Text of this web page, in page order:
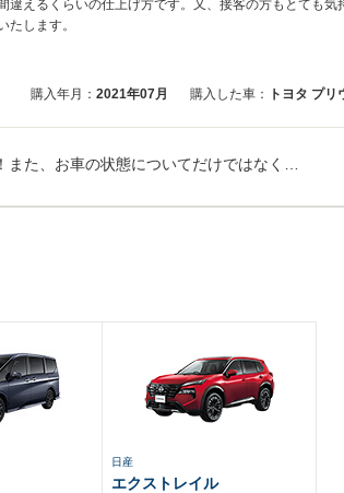
えるくらいの仕上げ方です。又、接客の方もとても気
します。
購入年月： 2021年07月 購入した車： トヨタ プリ
日産
エクストレイル